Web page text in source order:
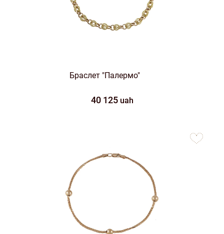
Браслет "Палермо"
40 125 uah
favorites